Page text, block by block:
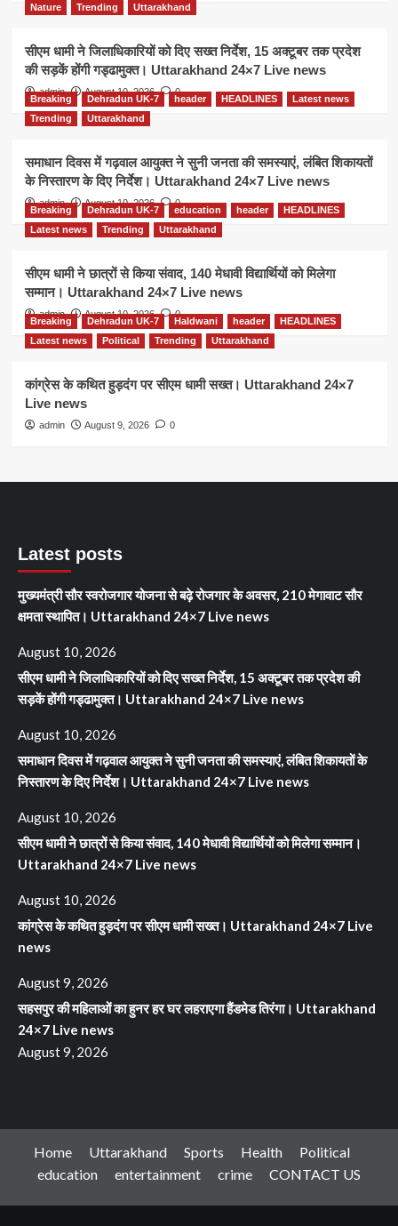
Nature
Trending Uttarakhand
सीएम धामी ने जिलाधिकारियों को दिए सख्त निर्देश, 15 अक्टूबर तक प्रदेश
की सड़कें होंगी गड्ढामुक्त। Uttarakhand 24×7 Live news
admin August 10, 2026 0
Breaking Dehradun UK-7 header HEADLINES
Latest news
Trending
Uttarakhand
समाधान दिवस में गढ़वाल आयुक्त ने सुनी जनता की समस्याएं, लंबित शिकायतों
के निस्तारण के दिए निर्देश। Uttarakhand 24×7 Live news
admin August 10, 2026 0
Breaking Dehradun UK-7 education header
HEADLINES
Latest news
Trending Uttarakhand
सीएम धामी ने छात्रों से किया संवाद, 140 मेधावी विद्यार्थियों को मिलेगा
सम्मान। Uttarakhand 24×7 Live news
admin August 10, 2026 0
Breaking Dehradun UK-7 Haldwani header
HEADLINES
Latest news
Political Trending Uttarakhand
कांग्रेस के कथित हुड़दंग पर सीएम धामी सख्त। Uttarakhand 24×7
Live news
admin August 9, 2026 0
Latest posts
मुख्यमंत्री सौर स्वरोजगार योजना से बढ़े रोजगार के अवसर, 210 मेगावाट सौर
क्षमता स्थापित। Uttarakhand 24×7 Live news
August 10, 2026
सीएम धामी ने जिलाधिकारियों को दिए सख्त निर्देश, 15 अक्टूबर तक प्रदेश की
सड़कें होंगी गड्ढामुक्त। Uttarakhand 24×7 Live news
August 10, 2026
समाधान दिवस में गढ़वाल आयुक्त ने सुनी जनता की समस्याएं, लंबित शिकायतों के
निस्तारण के दिए निर्देश। Uttarakhand 24×7 Live news
August 10, 2026
सीएम धामी ने छात्रों से किया संवाद, 140 मेधावी विद्यार्थियों को मिलेगा सम्मान।
Uttarakhand 24×7 Live news
August 10, 2026
कांग्रेस के कथित हुड़दंग पर सीएम धामी सख्त। Uttarakhand 24×7 Live
news
August 9, 2026
सहसपुर की महिलाओं का हुनर हर घर लहराएगा हैंडमेड तिरंगा। Uttarakhand
24×7 Live news
August 9, 2026
Home Uttarakhand Sports Health
Political
education
entertainment crime CONTACT US